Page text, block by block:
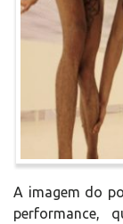
A imagem do
performance,